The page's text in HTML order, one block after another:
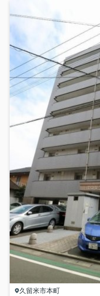
久留米市本町